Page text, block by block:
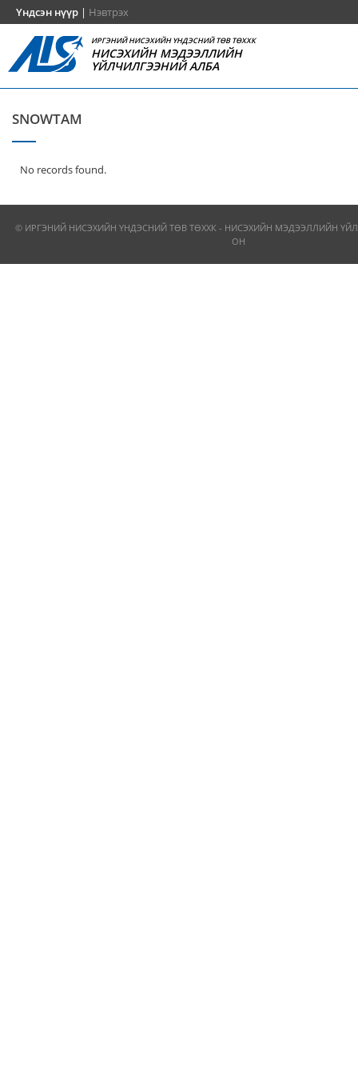
Үндсэн нүүр | Нэвтрэх
ИРГЭНИЙ НИСЭХИЙН ҮНДЭСНИЙ ТӨВ ТӨХХК
НИСЭХИЙН МЭДЭЭЛЛИЙН
ҮЙЛЧИЛГЭЭНИЙ АЛБА
SNOWTAM
No records found.
© ИРГЭНИЙ НИСЭХИЙН ҮНДЭСНИЙ ТӨВ ТӨХХК - НИСЭХИЙН МЭДЭЭЛЛИЙН
ОН